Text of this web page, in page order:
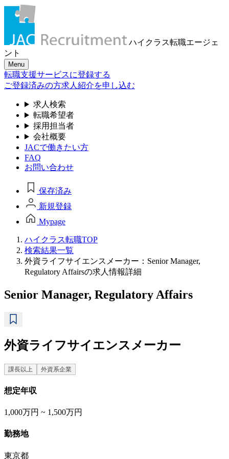
ハイクラス転職エージェ
ント
Menu
転職支援サービスに登録する
ご登録済みの方求人紹介を申し込む
求人検索
転職希望者
採用担当者
会社概要
JACで働きたい方
FAQ
お問い合わせ
保存済み
新規登録
Mypage
ハイクラス転職TOP
検索結果一覧
外資ライフサイエンスメーカー：Senior Manager,
Regulatory Affairsの求人情報詳細
Senior Manager, Regulatory Affairs
外資ライフサイエンスメーカー
課長以上 外資系企業
想定年収
1,000万円 ~ 1,500万円
勤務地
東京都